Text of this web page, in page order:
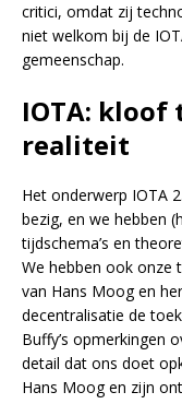
critici, omdat zij
niet welkom bij de
gemeenschap.
IOTA: kloof
realiteit
Het onderwerp IOTA
bezig, en we hebben
tijdschema’s en
We hebben ook onze
van Hans Moog en
decentralisatie de
Buffy’s opmerkingen
detail dat ons doet
Hans Moog en zijn